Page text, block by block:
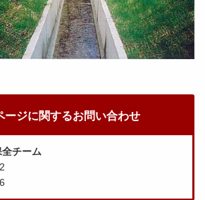
ージに関するお問い合わせ
チーム